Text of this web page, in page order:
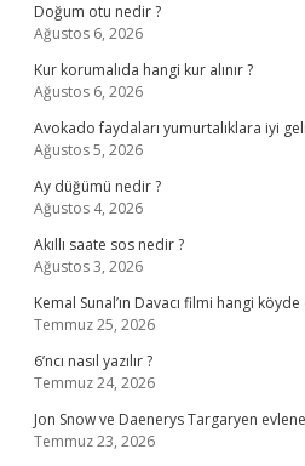
Doğum otu nedir ?
Ağustos 6, 2026
Kur korumalıda hangi kur alınır ?
Ağustos 6, 2026
Avokado faydaları yumurtalıklara iyi
Ağustos 5, 2026
Ay düğümü nedir ?
Ağustos 4, 2026
Akıllı saate sos nedir ?
Ağustos 3, 2026
Kemal Sunal’ın Davacı filmi hangi
Temmuz 25, 2026
6’ncı nasıl yazılır ?
Temmuz 24, 2026
Jon Snow ve Daenerys Targaryen
Temmuz 23, 2026